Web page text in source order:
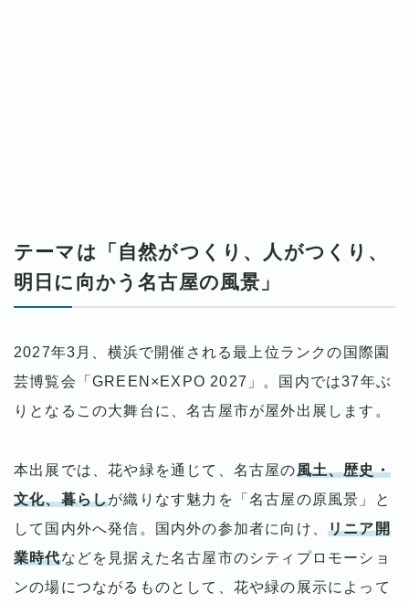
テーマは「自然がつくり、人がつくり、
明日に向かう名古屋の風景」
2027年3月、横浜で開催される最上位ランクの国際園
芸博覧会「GREEN×EXPO 2027」。国内では37年ぶ
りとなるこの大舞台に、名古屋市が屋外出展します。
本出展では、花や緑を通じて、名古屋の風土、歴史・
文化、暮らしが織りなす魅力を「名古屋の原風景」と
して国内外へ発信。国内外の参加者に向け、 リニア開
業時代などを見据えた名古屋市のシティプロモーショ
ンの場につながるものとして、花や緑の展示によって